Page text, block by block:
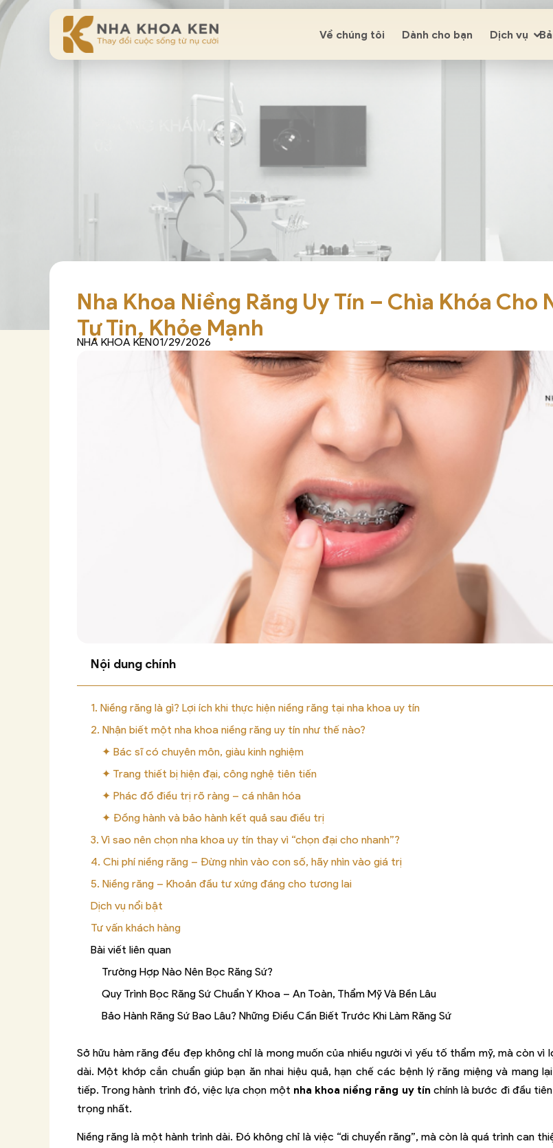
Về chúng tôi Dành cho bạn Dịch vụ
KIẾN THỨC
Nha Khoa Niềng Răng Uy Tín – Chìa Khóa Cho
Tự Tin, Khỏe Mạnh
NHA KHOA KEN01/29/2026
Nội dung chính
1. Niềng răng là gì? Lợi ích khi thực hiện niềng răng tại nha khoa uy tín
2. Nhận biết một nha khoa niềng răng uy tín như thế nào?
✦ Bác sĩ có chuyên môn, giàu kinh nghiệm
✦ Trang thiết bị hiện đại, công nghệ tiên tiến
✦ Phác đồ điều trị rõ ràng – cá nhân hóa
✦ Đồng hành và bảo hành kết quả sau điều trị
3. Vì sao nên chọn nha khoa uy tín thay vì “chọn đại cho nhanh”?
4. Chi phí niềng răng – Đừng nhìn vào con số, hãy nhìn vào giá trị
5. Niềng răng – Khoản đầu tư xứng đáng cho tương lai
Dịch vụ nổi bật
Tư vấn khách hàng
Bài viết liên quan
Trường Hợp Nào Nên Bọc Răng Sứ?
Quy Trình Bọc Răng Sứ Chuẩn Y Khoa – An Toàn, Thẩm Mỹ Và Bền Lâu
Bảo Hành Răng Sứ Bao Lâu? Những Điều Cần Biết Trước Khi Làm Răng Sứ
Sở hữu hàm răng đều đẹp không chỉ là mong muốn của nhiều người vì yếu tố thẩm mỹ, mà còn vì
dài. Một khớp cắn chuẩn giúp bạn ăn nhai hiệu quả, hạn chế các bệnh lý răng miệng và mang
tiếp. Trong hành trình đó, việc lựa chọn một nha khoa niềng răng uy tínchính là bước đi đầu
trọng nhất.
Niềng răng là một hành trình dài. Đó không chỉ là việc “di chuyển răng”, mà còn là quá trình can